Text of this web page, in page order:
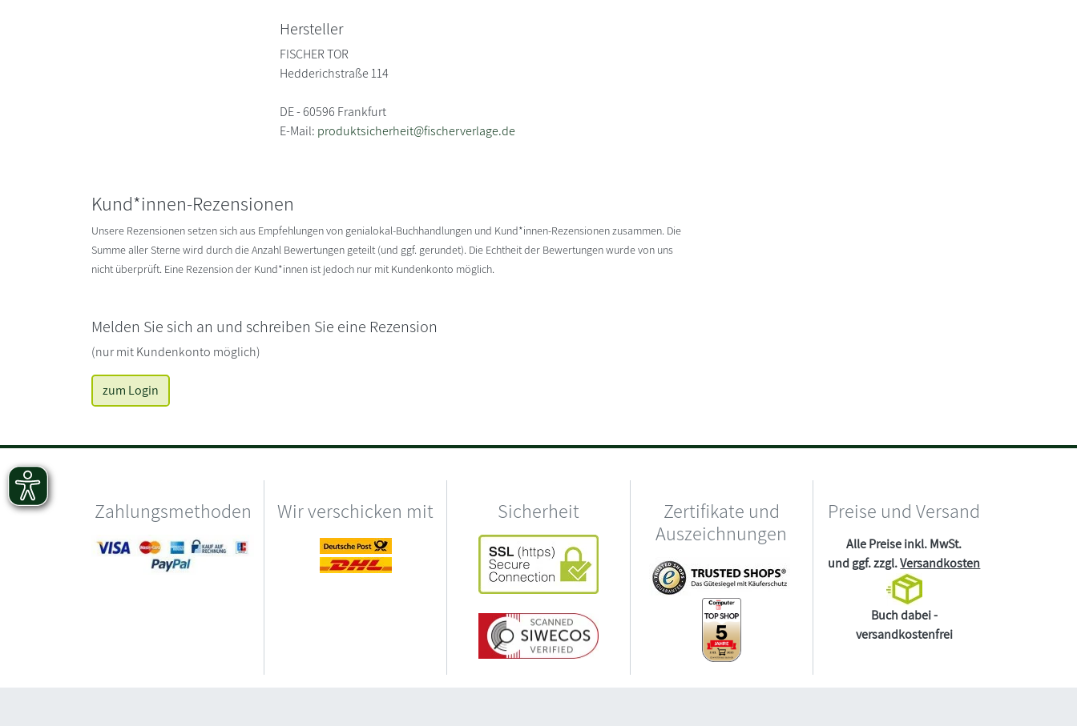
Hersteller
FISCHER TOR
Hedderichstraße 114
DE - 60596 Frankfurt
E-Mail: produktsicherheit@fischerverlage.de
Kund*innen-Rezensionen
Unsere Rezensionen setzen sich aus Empfehlungen von genialokal-Buchhandlungen und Kund*innen-Rezensionen zusammen. Die
Summe aller Sterne wird durch die Anzahl Bewertungen geteilt (und ggf. gerundet). Die Echtheit der Bewertungen wurde von uns
nicht überprüft. Eine Rezension der Kund*innen ist jedoch nur mit Kundenkonto möglich.
Melden Sie sich an und schreiben Sie eine Rezension
(nur mit Kundenkonto möglich)
zum Login
Zahlungsmethoden Wir verschicken mit Sicherheit
Zertifikate und
Auszeichnungen
Preise und Versand
Alle Preise inkl. MwSt.
und ggf. zzgl.Versandkosten
Buch dabei -
versandkostenfrei